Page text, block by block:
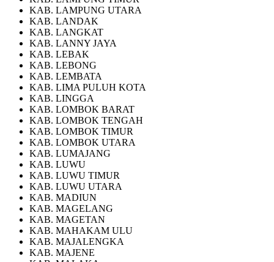
KAB. LAMPUNG UTARA
KAB. LANDAK
KAB. LANGKAT
KAB. LANNY JAYA
KAB. LEBAK
KAB. LEBONG
KAB. LEMBATA
KAB. LIMA PULUH KOTA
KAB. LINGGA
KAB. LOMBOK BARAT
KAB. LOMBOK TENGAH
KAB. LOMBOK TIMUR
KAB. LOMBOK UTARA
KAB. LUMAJANG
KAB. LUWU
KAB. LUWU TIMUR
KAB. LUWU UTARA
KAB. MADIUN
KAB. MAGELANG
KAB. MAGETAN
KAB. MAHAKAM ULU
KAB. MAJALENGKA
KAB. MAJENE